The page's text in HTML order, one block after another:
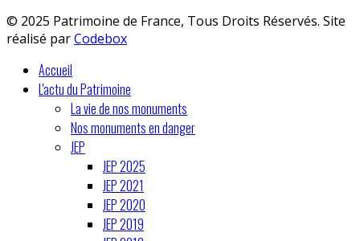
© 2025 Patrimoine de France, Tous Droits Réservés. Site
réalisé parCodebox
Accueil
L'actu du Patrimoine
La vie de nos monuments
Nos monuments en danger
JEP
JEP 2025
JEP 2021
JEP 2020
JEP 2019